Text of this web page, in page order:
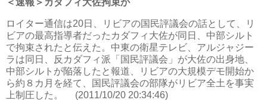
ロイター通信は20日、リビアの国民評議会の話として、リ
ビアの最高指導者だったカダフィ大佐が同日、中部シルト
で拘束されたと伝えた。中東の衛星テレビ、アルジャジー
ラは同日、反カダフィ派「国民評議会」が大佐の出身地、
中部シルトが陥落したと報道、リビアの大規模デモ開始か
ら約８カ月を経て、国民評議会の部隊がリビア全土を事実
上制圧した。 (2011/10/20 20:34:46)